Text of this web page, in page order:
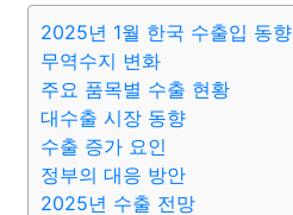
2025년 1월 한국 수출입 동향
무역수지 변화
주요 품목별 수출 현황
대수출 시장 동향
수출 증가 요인
정부의 대응 방안
2025년 수출 전망